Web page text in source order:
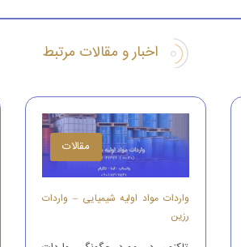
اخبار و مقالات مرتبط
مقالات
واردات مواد اولیه شیمیایی – واردات
رزین